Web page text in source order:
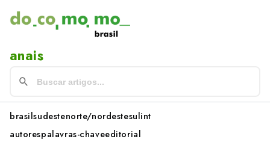
anais
brasilsudestenorte/nordestesulint
autorespalavras-chaveeditorial